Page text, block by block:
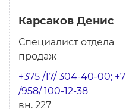
Карсаков Денис
Специалист отдела
продаж
+375 /17/ 304-40-00; +7
/958/ 100-12-38
вн. 227